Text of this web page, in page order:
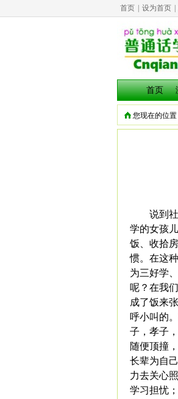
首页 设为首页
首页
您现在的位置
说到
学的女孩
饭、收拾
惯。在这
为三好学
呢？在我
成了饭来
呼小叫的
子，孝子
随便顶撞
长辈为自
力去关心
学习担忧